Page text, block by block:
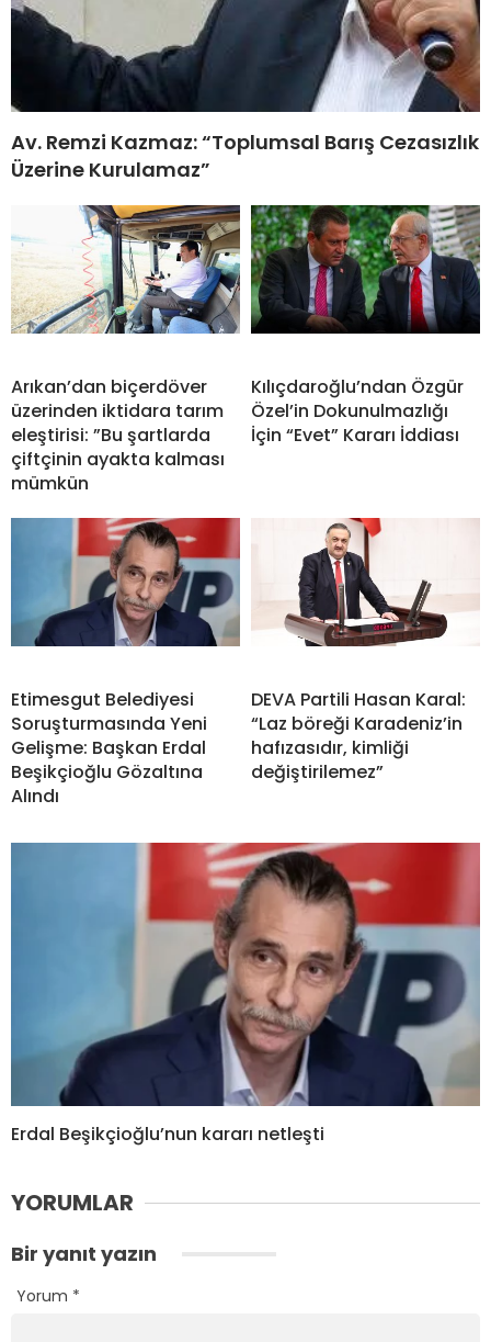
Av. Remzi Kazmaz: “Toplumsal Barış Cezasızlık
Üzerine Kurulamaz”
Arıkan’dan biçerdöver
üzerinden iktidara tarım
eleştirisi: ”Bu şartlarda
çiftçinin ayakta kalması
mümkün
Kılıçdaroğlu’ndan Özgür
Özel’in Dokunulmazlığı
İçin “Evet” Kararı İddiası
Etimesgut Belediyesi
Soruşturmasında Yeni
Gelişme: Başkan Erdal
Beşikçioğlu Gözaltına
Alındı
DEVA Partili Hasan Karal:
“Laz böreği Karadeniz’in
hafızasıdır, kimliği
değiştirilemez”
Erdal Beşikçioğlu’nun kararı netleşti
YORUMLAR
Bir yanıt yazın
Yorum *